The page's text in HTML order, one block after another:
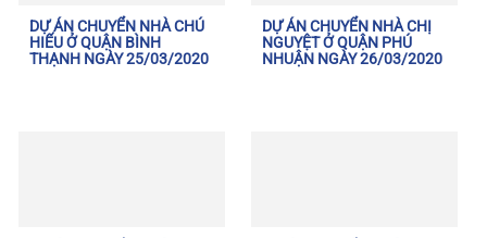
DỰ ÁN CHUYỂN NHÀ CHÚ
HIẾU Ở QUẬN BÌNH
THẠNH NGÀY 25/03/2020
DỰ ÁN CHUYỂN NHÀ CHỊ
NGUYỆT Ở QUẬN PHÚ
NHUẬN NGÀY 26/03/2020